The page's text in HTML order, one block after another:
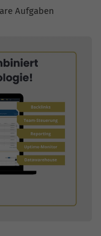
Aufgaben